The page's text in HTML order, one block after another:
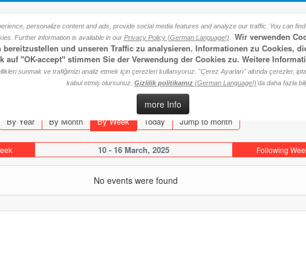
personalize content and ads, provide social media features and analyze our traffic. You can
Further information is available in our Privacy Policy (German Language!)
Wir verwenden
und unseren Traffic zu analysieren. Informationen zu Cookies,
"OK-accept" stimmen Sie der Verwendung der Cookies zu. Weitere
sunmak ve trafiğimizi analiz etmek için çerezleri kullanıyoruz. "Çerez Ayarları" altında çerezler,
kabul etmiş olursunuz. Gizlilik politikamız (German Language!)'da daha fazla
more Info
Sülalesi Soy ağacı
By Year By Month By Week Today Jump to month
10 - 16 March, 2025 Following
No events were found